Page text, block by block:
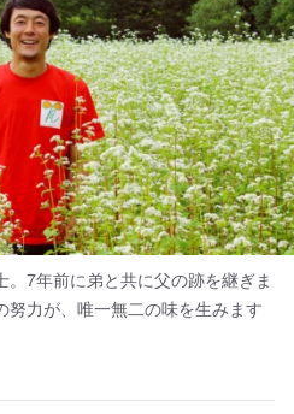
7年前に弟と共に父の跡を継ぎま
努力が、唯一無二の味を生みます